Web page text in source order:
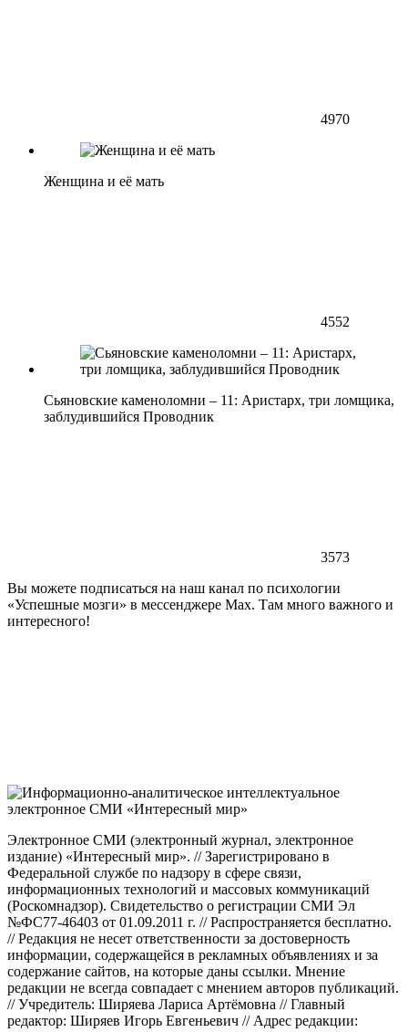
4970
Женщина и её мать
4552
Сьяновские каменоломни – 11: Аристарх, три ломщика,
заблудившийся Проводник
3573
Вы можете подписаться на наш канал по психологии
«Успешные мозги» в мессенджере Max. Там много важного и
интересного!
Электронное СМИ (электронный журнал, электронное
издание) «Интересный мир». // Зарегистрировано в
Федеральной службе по надзору в сфере связи,
информационных технологий и массовых коммуникаций
(Роскомнадзор). Свидетельство о регистрации СМИ Эл
№ФС77-46403 от 01.09.2011 г. // Распространяется бесплатно.
// Редакция не несет ответственности за достоверность
информации, содержащейся в рекламных объявлениях и за
содержание сайтов, на которые даны ссылки. Мнение
редакции не всегда совпадает с мнением авторов публикаций.
// Учредитель: Ширяева Лариса Артёмовна // Главный
редактор: Ширяев Игорь Евгеньевич // Адрес редакции: